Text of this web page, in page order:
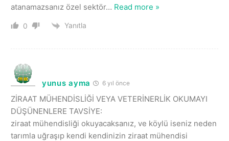
atanamazsanız özel sektör… Read more »
0 Yanıtla
yunus ayma 6 yıl önce
ZİRAAT MÜHENDİSLİĞİ VEYA VETERİNERLİK OKUMAYI
DÜŞÜNENLERE TAVSİYE:
ziraat mühendisliği okuyacaksanız, ve köylü iseniz neden
tarımla uğraşıp kendi kendinizin ziraat mühendisi